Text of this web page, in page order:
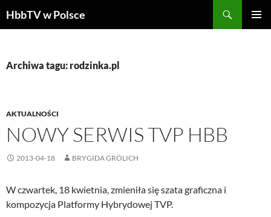
HbbTV w Polsce
Archiwa tagu: rodzinka.pl
AKTUALNOŚCI
NOWY SERWIS TVP HBB
2013-04-18 BRYGIDA GRÖLICH
W czwartek, 18 kwietnia, zmieniła się szata graficzna i
kompozycja Platformy Hybrydowej TVP.